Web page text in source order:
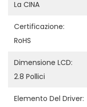
La CINA
Certificazione:
RoHS
Dimensione LCD:
2.8 Pollici
Elemento Del Driver: